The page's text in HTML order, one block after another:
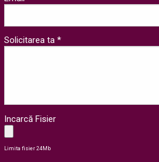
Solicitarea ta *
Incarcă Fisier
Limita fisier 24Mb